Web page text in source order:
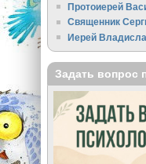
Протоиерей
Священник
Иерей
Задать вопрос